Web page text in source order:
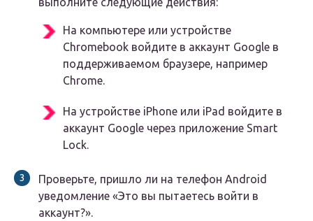
На компьютере или устройстве
Chromebook войдите в аккаунт Google в
поддерживаемом браузере, например
Chrome.
На устройстве iPhone или iPad войдите в
аккаунт Google через приложение Smart
Lock.
Проверьте, пришло ли на телефон Android
уведомление «Это вы пытаетесь войти в
аккаунт?».